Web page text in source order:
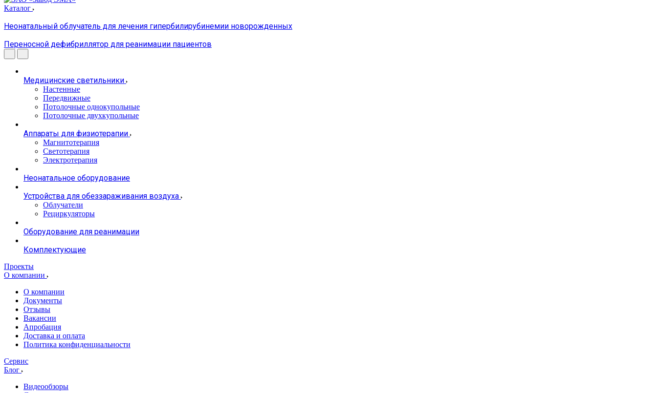
Каталог
Неонатальный облучатель для лечения гипербилирубинемии новорожденных
Переносной дефибриллятор для реанимации пациентов
Медицинские светильники
Настенные
Передвижные
Потолочные однокупольные
Потолочные двухкупольные
Аппараты для физиотерапии
Магнитотерапия
Светотерапия
Электротерапия
Неонатальное оборудование
Устройства для обеззараживания воздуха
Облучатели
Рециркуляторы
Оборудование для реанимации
Комплектующие
Проекты
О компании
О компании
Документы
Отзывы
Вакансии
Апробация
Доставка и оплата
Политика конфиденциальности
Сервис
Блог
Видеообзоры